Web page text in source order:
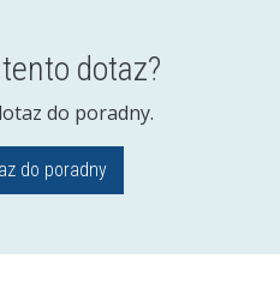
dotaz?
do poradny.
do poradny